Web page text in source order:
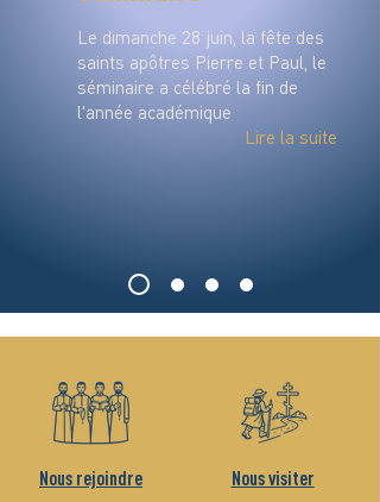
Le dimanche 28 juin, la fête des
saints apôtres Pierre et Paul, le
séminaire a célébré la fin de
l'année académique
Lire la suite
Nous rejoindre Nous visiter